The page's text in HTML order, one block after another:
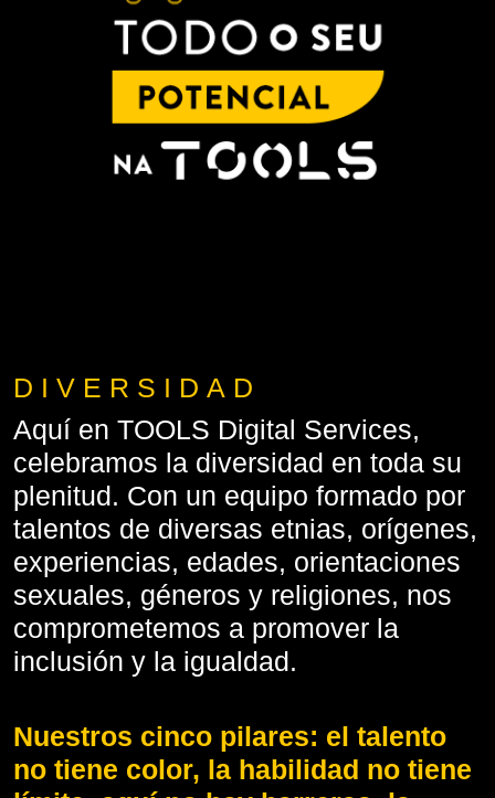
DIVERSIDAD
Aquí en TOOLS Digital Services,
celebramos la diversidad en toda su
plenitud. Con un equipo formado por
talentos de diversas etnias, orígenes,
experiencias, edades, orientaciones
sexuales, géneros y religiones, nos
comprometemos a promover la
inclusión y la igualdad.
Nuestros cinco pilares: el talento
no tiene color, la habilidad no tiene